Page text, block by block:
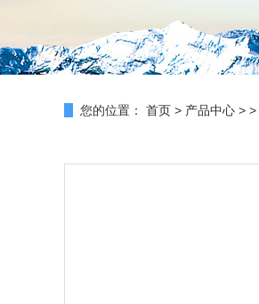
您的位置： 首页 > 产品中心 > >